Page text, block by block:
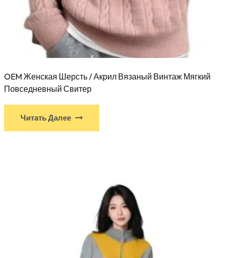
OEM Женская Шерсть / Акрил Вязаный Винтаж Мягкий
Повседневный Свитер
Читать Далее